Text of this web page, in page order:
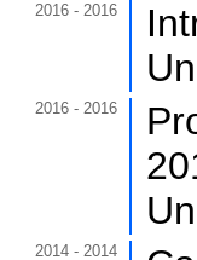
2016 - 2016
2016 - 2016
2014 - 2014